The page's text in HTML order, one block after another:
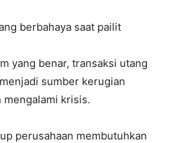
berbahaya saat pailit
yang benar, transaksi utang
sumber kerugian
mengalami krisis.
perusahaan membutuhkan